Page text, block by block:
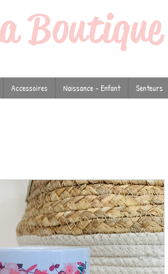
Boutique
Accessoires Naissance - Enfant Senteurs